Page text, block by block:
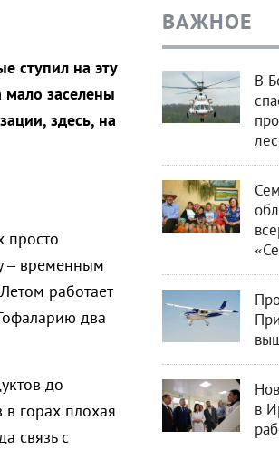
ступил на эту
заселены
здесь, на
просто
– временным
работает
два
до
горах плохая
связь с
ВАЖНОЕ
В
в